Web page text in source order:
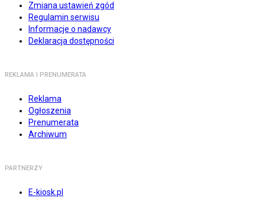
Zmiana ustawień zgód
Regulamin serwisu
Informacje o nadawcy
Deklaracja dostępności
REKLAMA I PRENUMERATA
Reklama
Ogłoszenia
Prenumerata
Archiwum
PARTNERZY
E-kiosk.pl